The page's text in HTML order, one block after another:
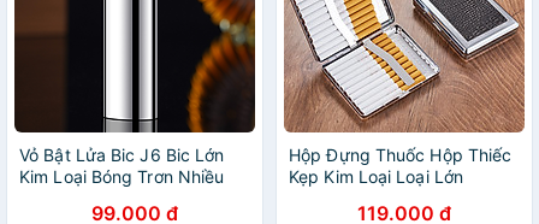
Vỏ Bật Lửa Bic J6 Bic Lớn
Kim Loại Bóng Trơn Nhiều
99.000 đ
Hộp Đựng Thuốc Hộp Thiếc
Kẹp Kim Loại Loại Lớn
119.000 đ